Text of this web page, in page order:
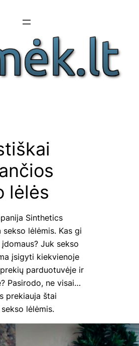
lėlės
Sinthetics
sekso lėlėmis. Kas gi
Juk sekso
įsigyti kiekvienoje
parduotuvėje ir
Pasirodo, ne visai…
prekiauja štai
lėlėmis.